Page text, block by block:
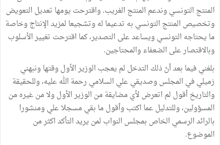
المنتج التونسي وندعم المنتج الغريب. واقترحت يومها تعديل التعويض
وتخصيص المنتج التونسي به تدعيما له وتشجيعا لمزيد الإنتاج وخاصة
ما يحتاجه التونسي ويساعد على التصدير، كما اقترحت تغيير الأسلوب
وبالاقتصار على الضعفاء والمحتاجين.
بلغني فيما بعد أنّ ذلك التدخل لم يعجب الوزير الأول وقتها ونبهني
زميلي في المجلس وصديقي علي السلامي رحمة الله عليه، وللحقيقة
والتاريخ أقول لم اتعرض لأي مضايقة من الوزير الأول ولا من غيره من
المسؤولين، وللتدليل عما اكتب وأقول ما بقي مسجلا علي ومنشورا
بالرائد الرسمي الخاص بمجلس النواب لمن يريد التأكد اكثر من
الموضوع.